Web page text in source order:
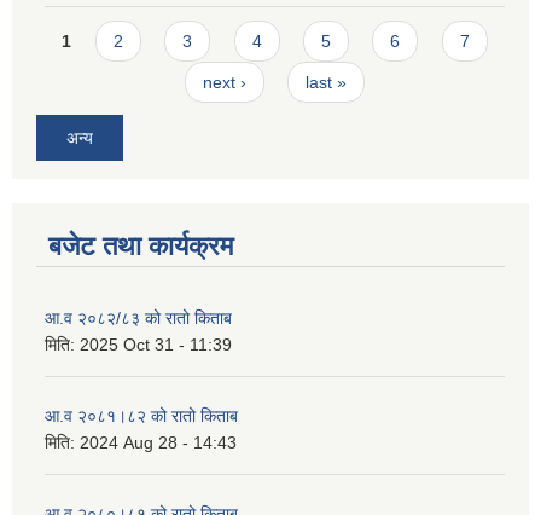
Pages
1 2 3 4 5 6 7
next › last »
अन्य
बजेट तथा कार्यक्रम
आ.व २०८२/८३ को रातो किताब
मिति: 2025 Oct 31 - 11:39
आ.व २०८१।८२ को रातो किताब
मिति: 2024 Aug 28 - 14:43